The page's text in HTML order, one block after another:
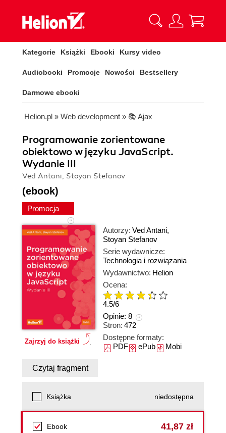
Kategorie Książki Ebooki Kursy video
Audiobooki Promocje Nowości Bestsellery
Darmowe ebooki
Helion.pl » Web development » 📚 Ajax
Programowanie zorientowane
obiektowo w języku JavaScript.
Wydanie III
Ved Antani, Stoyan Stefanov
(ebook)
Promocja
Zajrzyj do książki
Autorzy: Ved Antani,
Stoyan Stefanov
Serie wydawnicze:
Technologia i rozwiązania
Wydawnictwo: Helion
Ocena:
4.5/6
Opinie: 8
Stron: 472
Dostępne formaty:
PDFePubMobi
Czytaj fragment
Książka niedostępna
Ebook 41,87 zł